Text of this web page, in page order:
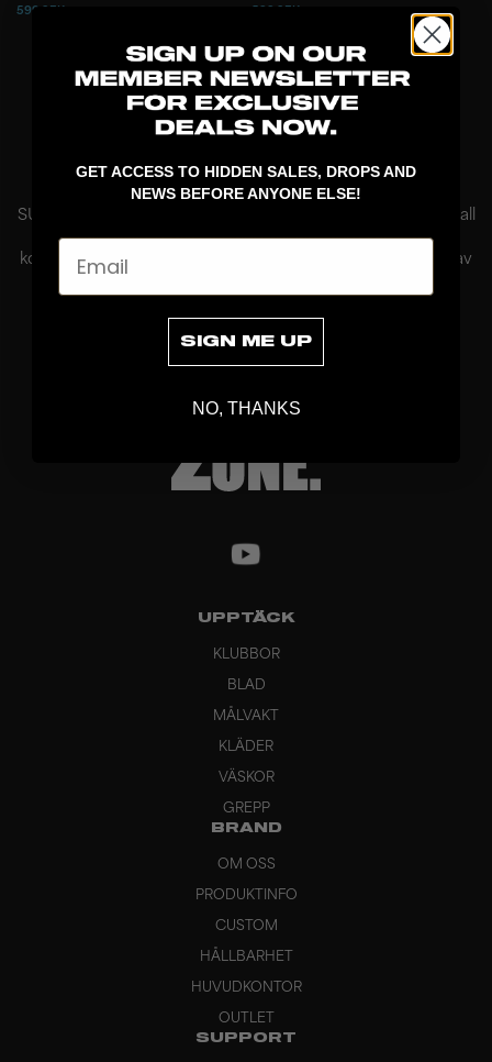
599 SEK
VISAR 10/10 PRODUKTER
precision
SUPREME är ett klassiskt innebandyblad från ZONE Floorball
som har blivit en favorit bland spelare som värdesätter
kontroll och känsla i sitt spel. Bladet har länge varit en del av
Läs mer
UPPTÄCK
KLUBBOR
BLAD
MÅLVAKT
KLÄDER
VÄSKOR
GREPP
BRAND
OM OSS
PRODUKTINFO
CUSTOM
HÅLLBARHET
HUVUDKONTOR
OUTLET
SUPPORT
GET ACCESS TO HIDDEN SALES, DROPS AND
NEWS BEFORE ANYONE ELSE!
Email
SIGN ME UP
NO, THANKS